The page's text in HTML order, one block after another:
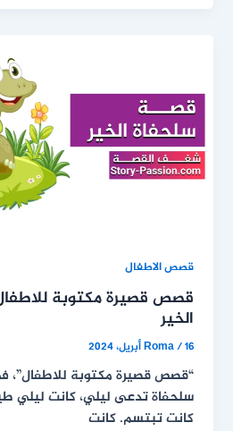
قصص الاطفال
قصص قصيرة مكتوبة
الخير
Roma/16 أبريل، 2024
“قصص قصيرة مكتوبة للاطفال”،
سلحفاة تدعى ليلي، كانت ليلي
كانت تبتسم. كانت